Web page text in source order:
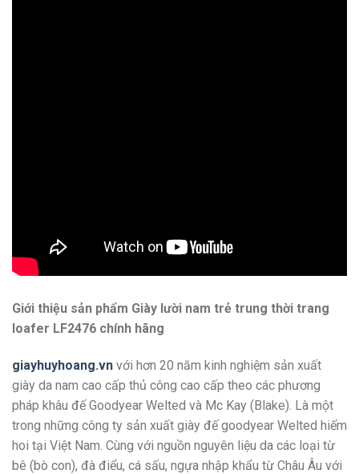
Giới thiệu sản phẩm Giày lười nam trẻ trung thời trang
loafer LF2476 chính hãng
giayhuyhoang.vn với hơn 20 năm kinh nghiệm sản xuất
giày da nam cao cấp thủ công cao cấp theo các phương
pháp khâu đế Goodyear Welted và Mc Kay (Blake). Là một
trong những công ty sản xuất giày đế goodyear Welted hiếm
hoi tại Việt Nam. Cùng với nguồn nguyên liệu da các loại từ
bê (bò con), đà điểu, cá sấu, ngựa nhập khẩu từ Châu Âu với